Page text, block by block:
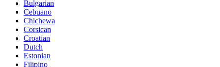
Bulgarian
Cebuano
Chichewa
Corsican
Croatian
Dutch
Estonian
Filipino